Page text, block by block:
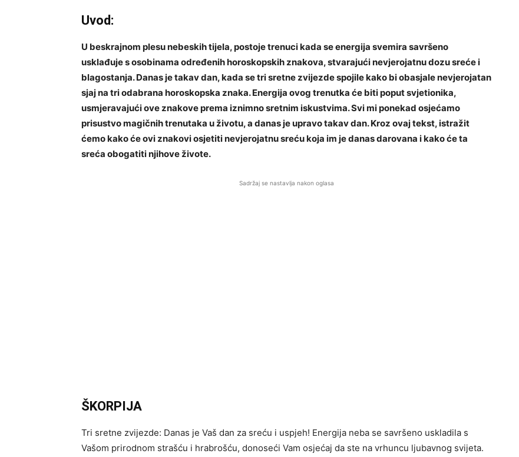
Uvod:
U beskrajnom plesu nebeskih tijela, postoje trenuci kada se energija svemira savršeno
usklađuje s osobinama određenih horoskopskih znakova, stvarajući nevjerojatnu dozu sreće i
blagostanja. Danas je takav dan, kada se tri sretne zvijezde spojile kako bi obasjale nevjerojatan
sjaj na tri odabrana horoskopska znaka. Energija ovog trenutka će biti poput svjetionika,
usmjeravajući ove znakove prema iznimno sretnim iskustvima. Svi mi ponekad osjećamo
prisustvo magičnih trenutaka u životu, a danas je upravo takav dan. Kroz ovaj tekst, istražit
ćemo kako će ovi znakovi osjetiti nevjerojatnu sreću koja im je danas darovana i kako će ta
sreća obogatiti njihove živote.
Sadržaj se nastavlja nakon oglasa
ŠKORPIJA
Tri sretne zvijezde: Danas je Vaš dan za sreću i uspjeh! Energija neba se savršeno uskladila s
Vašom prirodnom strašću i hrabrošću, donoseći Vam osjećaj da ste na vrhuncu ljubavnog svijeta.